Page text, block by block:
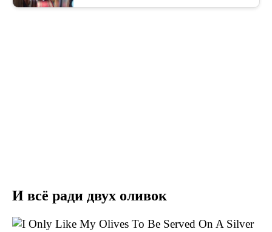
И всё ради двух оливок